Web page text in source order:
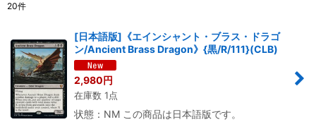
サブカテゴリ
表示数:
並び順:
20件
[日本語版]《エインシャント・ブラス・ドラゴ
ン/Ancient Brass Dragon》{黒/R/111}(CLB)
2,980円
在庫数 1点
状態：NM この商品は日本語版です。